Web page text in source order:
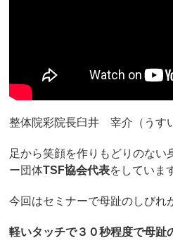
整体院彩院長臼井 宰介（うす
足から笑顔を作りもどりのない
ー団体TSF協会代表をしていま
今回はセミナーで母趾のしびれ
軽いタッチで３０秒程度で母趾